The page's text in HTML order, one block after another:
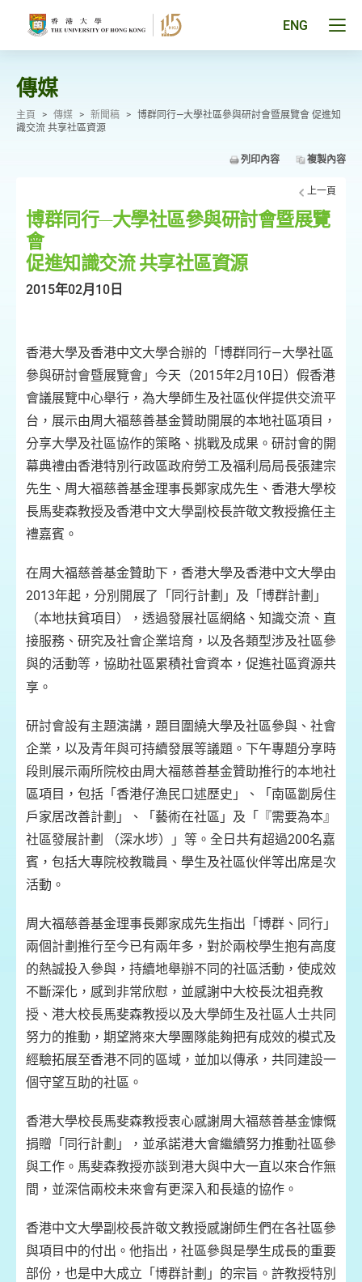
ENG
傳媒
主頁 > 傳媒 > 新聞稿 > 博群同行—大學社區參與研討會暨展覽會 促進知
識交流 共享社區資源
列印內容 複製內容
上一頁
博群同行—大學社區參與研討會暨展覽
會
促進知識交流 共享社區資源
2015年02月10日
香港大學及香港中文大學合辦的「博群同行—大學社區
參與研討會暨展覽會」今天（2015年2月10日）假香港
會議展覽中心舉行，為大學師生及社區伙伴提供交流平
台，展示由周大福慈善基金贊助開展的本地社區項目，
分享大學及社區協作的策略、挑戰及成果。研討會的開
幕典禮由香港特別行政區政府勞工及福利局局長張建宗
先生、周大福慈善基金理事長鄭家成先生、香港大學校
長馬斐森教授及香港中文大學副校長許敬文教授擔任主
禮嘉賓。
在周大福慈善基金贊助下，香港大學及香港中文大學由
2013年起，分別開展了「同行計劃」及「博群計劃」
（本地扶貧項目），透過發展社區網絡、知識交流、直
接服務、研究及社會企業培育，以及各類型涉及社區參
與的活動等，協助社區累積社會資本，促進社區資源共
享。
研討會設有主題演講，題目圍繞大學及社區參與、社會
企業，以及青年與可持續發展等議題。下午專題分享時
段則展示兩所院校由周大福慈善基金贊助推行的本地社
區項目，包括「香港仔漁民口述歷史」、「南區劏房住
戶家居改善計劃」、「藝術在社區」及「『需要為本』
社區發展計劃 （深水埗）」等。全日共有超過200名嘉
賓，包括大專院校教職員、學生及社區伙伴等出席是次
活動。
周大福慈善基金理事長鄭家成先生指出「博群、同行」
兩個計劃推行至今已有兩年多，對於兩校學生抱有高度
的熱誠投入參與，持續地舉辦不同的社區活動，使成效
不斷深化，感到非常欣慰，並感謝中大校長沈祖堯教
授、港大校長馬斐森教授以及大學師生及社區人士共同
努力的推動，期望將來大學團隊能夠把有成效的模式及
經驗拓展至香港不同的區域，並加以傳承，共同建設一
個守望互助的社區。
香港大學校長馬斐森教授衷心感謝周大福慈善基金慷慨
捐贈「同行計劃」，並承諾港大會繼續努力推動社區參
與工作。馬斐森教授亦談到港大與中大一直以來合作無
間，並深信兩校未來會有更深入和長遠的協作。
香港中文大學副校長許敬文教授感謝師生們在各社區參
與項目中的付出。他指出，社區參與是學生成長的重要
部份，也是中大成立「博群計劃」的宗旨。許教授特別